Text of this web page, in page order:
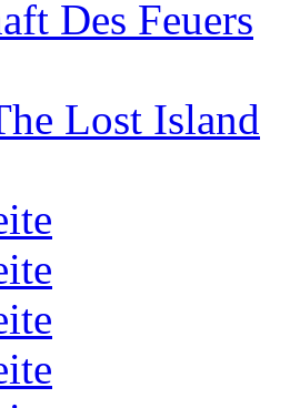
Des Feuers
Lost Island